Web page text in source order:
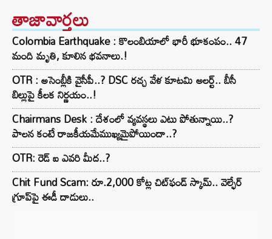
తాజావార్తలు
Colombia Earthquake : కొలంబియాలో భారీ భూకంపం.. 47
మంది మృతి, కూలిన భవనాలు.!
OTR : అసెంబ్లీకి వైసీపీ..? DSC రచ్చ వేళ కూటమి అలర్ట్.. బీసీ
బిల్లుపై కీలక నిర్ణయం..!
Chairmans Desk : దేశంలో వ్యవస్థలు ఎటు పోతున్నాయి..?
పాలన కంటే రాజకీయమేముఖ్యమైపోయిందా..?
OTR: రెడ్ ఐ ఎవరి మీద..?
Chit Fund Scam: రూ.2,000 కోట్ల చిట్‌ఫండ్ స్కామ్.. వెల్ఫేర్
గ్రూప్‌పై ఈడీ దాడులు..